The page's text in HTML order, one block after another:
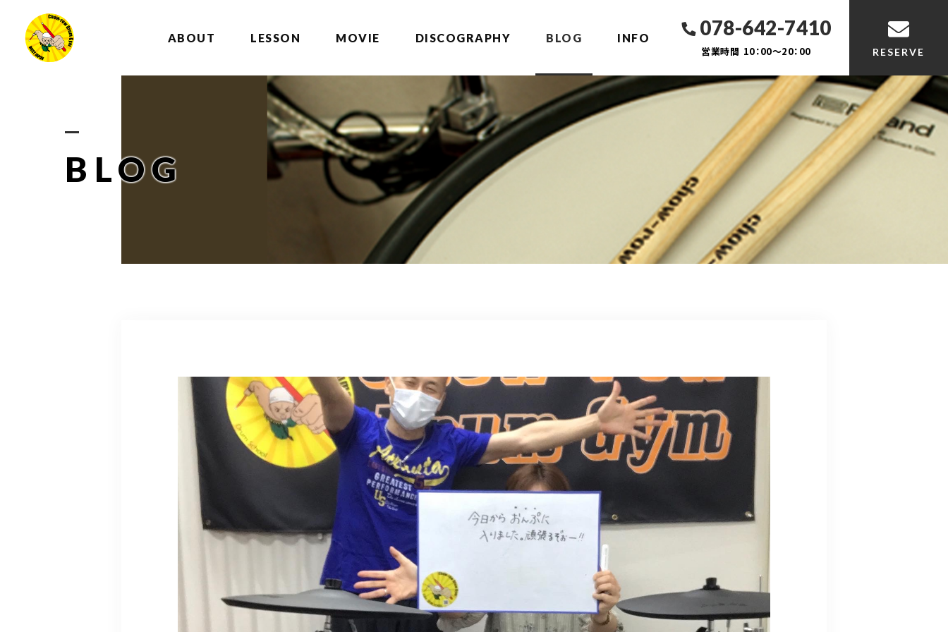
ABOUT LESSON MOVIE DISCOGRAPHY BLOG INFO 078-642-7410
営業時間 10：00～20：00 RESERVE
BLOG